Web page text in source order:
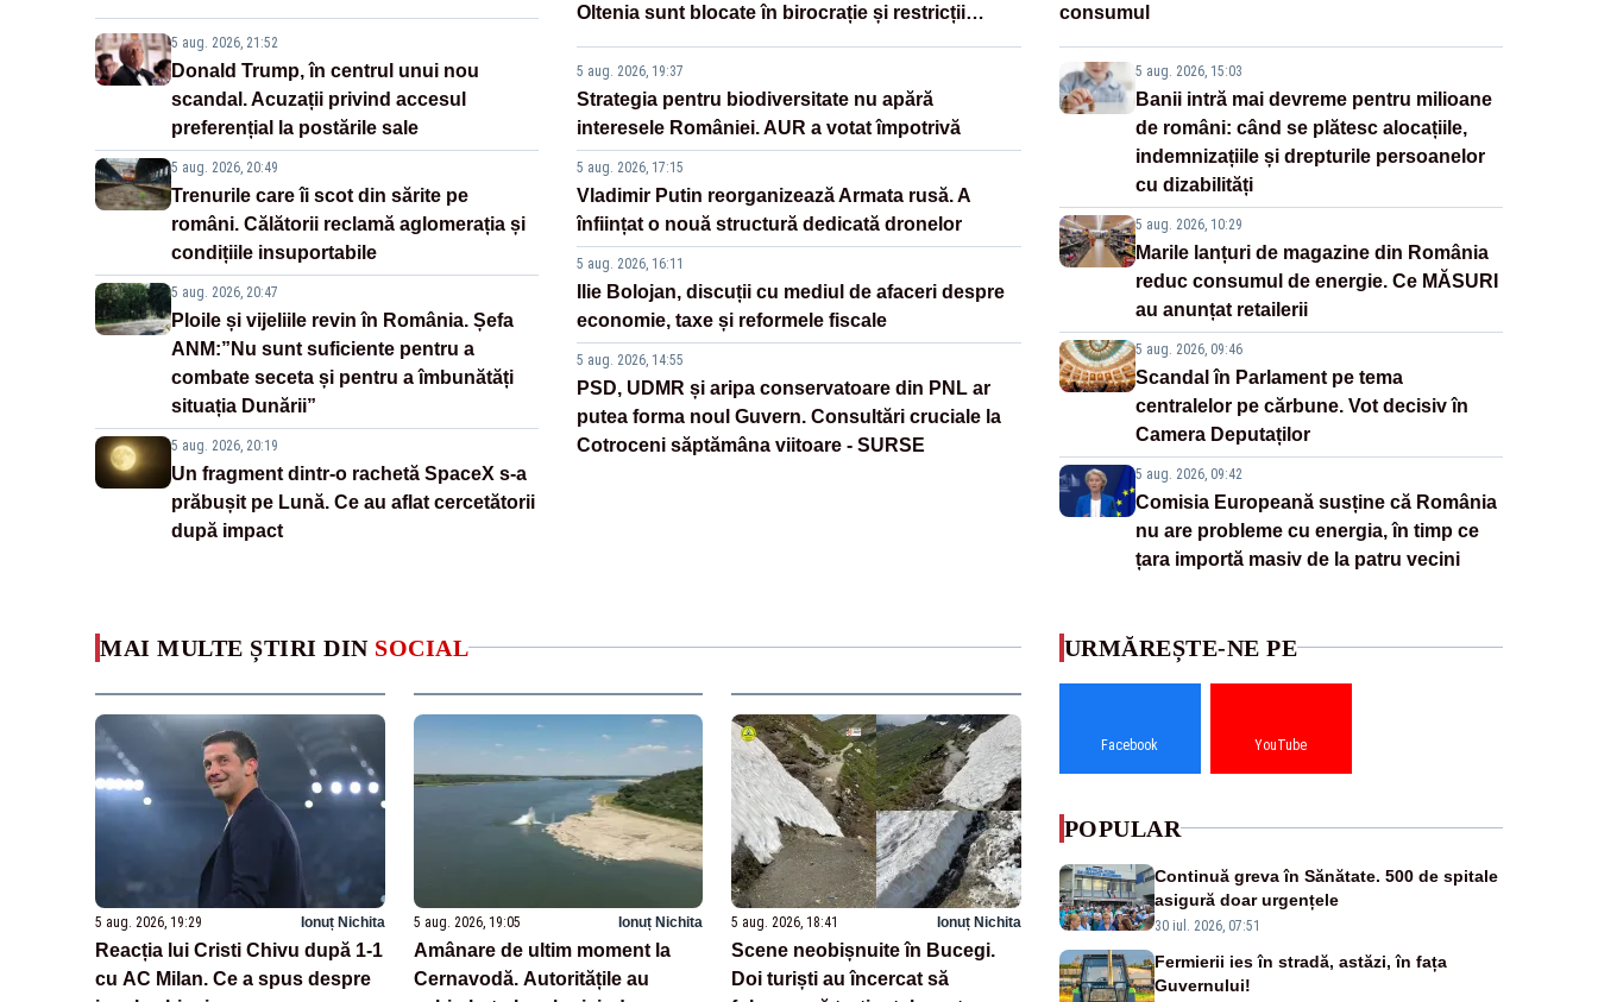
5 aug. 2026, 21:52
Donald Trump, în centrul unui nou
scandal. Acuzații privind accesul
preferențial la postările sale
5 aug. 2026, 20:49
Trenurile care îi scot din sărite pe
români. Călătorii reclamă aglomerația și
condițiile insuportabile
5 aug. 2026, 20:47
Ploile și vijeliile revin în România. Șefa
ANM:”Nu sunt suficiente pentru a
combate seceta și pentru a îmbunătăți
situația Dunării”
5 aug. 2026, 20:19
Un fragment dintr-o rachetă SpaceX s-a
prăbușit pe Lună. Ce au aflat cercetătorii
după impact
Oltenia sunt blocate în birocrație și restricții
5 aug. 2026, 19:37
Strategia pentru biodiversitate nu apără
interesele României. AUR a votat împotrivă
5 aug. 2026, 17:15
Vladimir Putin reorganizează Armata rusă. A
înființat o nouă structură dedicată dronelor
5 aug. 2026, 16:11
Ilie Bolojan, discuții cu mediul de afaceri despre
economie, taxe și reformele fiscale
5 aug. 2026, 14:55
PSD, UDMR și aripa conservatoare din PNL ar
putea forma noul Guvern. Consultări cruciale la
Cotroceni săptămâna viitoare - SURSE
consumul
5 aug. 2026, 15:03
Banii intră mai devreme pentru milioane
de români: când se plătesc alocațiile,
indemnizațiile și drepturile persoanelor
cu dizabilități
5 aug. 2026, 10:29
Marile lanțuri de magazine din România
reduc consumul de energie. Ce MĂSURI
au anunțat retailerii
5 aug. 2026, 09:46
Scandal în Parlament pe tema
centralelor pe cărbune. Vot decisiv în
Camera Deputaților
5 aug. 2026, 09:42
Comisia Europeană susține că România
nu are probleme cu energia, în timp ce
țara importă masiv de la patru vecini
MAI MULTE ȘTIRI DIN SOCIAL
5 aug. 2026, 19:29 Ionuț Nichita
Reacția lui Cristi Chivu după 1-1
cu AC Milan. Ce a spus despre
5 aug. 2026, 19:05 Ionuț Nichita
Amânare de ultim moment la
Cernavodă. Autoritățile au
5 aug. 2026, 18:41 Ionuț Nichita
Scene neobișnuite în Bucegi.
Doi turiști au încercat să
URMĂREȘTE-NE PE
Facebook YouTube
POPULAR
Continuă greva în Sănătate. 500 de spitale
asigură doar urgențele
30 iul. 2026, 07:51
Fermierii ies în stradă, astăzi, în fața
Guvernului!